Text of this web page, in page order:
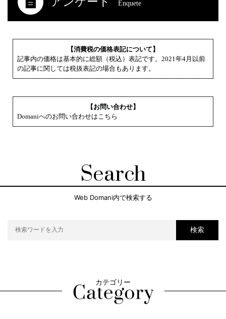
Enquete
【消費税の価格表記について】
記事内の価格は基本的に総額（税込）表記です。2021年4月以前
の記事に関しては税抜表記の場合もあります。
【お問い合わせ】
Domaniへのお問い合わせはこちら
Search
Web Domani内で検索する
検索
カテゴリー